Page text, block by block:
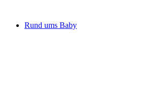
Rund ums Baby